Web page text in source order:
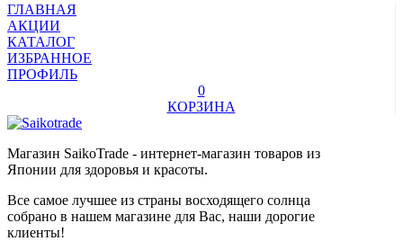
ГЛАВНАЯ
АКЦИИ
КАТАЛОГ
ИЗБРАННОЕ
ПРОФИЛЬ
0
КОРЗИНА
Магазин SaikoTrade - интернет-магазин товаров из
Японии для здоровья и красоты.
Все самое лучшее из страны восходящего солнца
собрано в нашем магазине для Вас, наши дорогие
клиенты!